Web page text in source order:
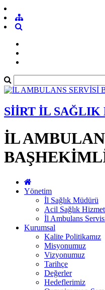
SİİRT İL SAĞLIK
İL
Yönetim
İl Sağlık Müdürü
Acil Sağlık
İl Ambulans
Kurumsal
Kalite Politikamız
Misyonumuz
Vizyonumuz
Tarihçe
Değerler
Hedeflerimiz